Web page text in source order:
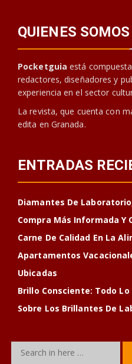
QUIENES SOMOS
Pocketguia está
redactores, diseñadores y
experiencia en el sector
La revista, que cuenta con
edita en Granada.
ENTRADAS
Diamantes De
Compra Más Informada Y
Carne De Calidad En La
Apartamentos
Ubicadas
Brillo Consciente: Todo
Sobre Los Brillantes De
Search